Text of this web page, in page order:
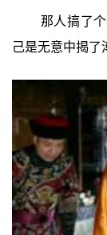
那人搞了
己是无意中揭了